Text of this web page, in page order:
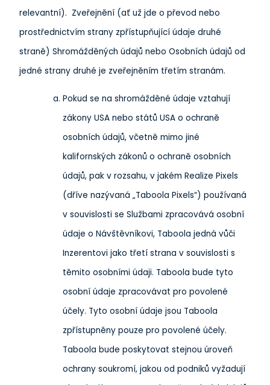
relevantní). Zveřejnění (ať už jde o převod nebo
prostřednictvím strany zpřístupňující údaje druhé
straně) Shromážděných údajů nebo Osobních údajů od
jedné strany druhé je zveřejněním třetím stranám.
Pokud se na shromážděné údaje vztahují
zákony USA nebo států USA o ochraně
osobních údajů, včetně mimo jiné
kalifornských zákonů o ochraně osobních
údajů, pak v rozsahu, v jakém Realize Pixels
(dříve nazývaná „Taboola Pixels“) používaná
v souvislosti se Službami zpracovává osobní
údaje o Návštěvníkovi, Taboola jedná vůči
Inzerentovi jako třetí strana v souvislosti s
těmito osobními údaji. Taboola bude tyto
osobní údaje zpracovávat pro povolené
účely. Tyto osobní údaje jsou Taboola
zpřístupněny pouze pro povolené účely.
Taboola bude poskytovat stejnou úroveň
ochrany soukromí, jakou od podniků vyžadují